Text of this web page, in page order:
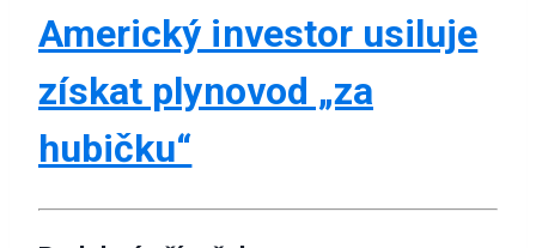
Americký investor usiluje
získat plynovod „za
hubičku“